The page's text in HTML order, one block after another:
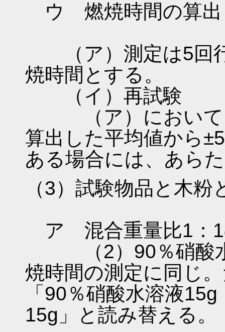
ウ 燃焼時間の算出
（ア）測定は5回
焼時間とする。
（イ）再試験
（ア）において、
算出した平均値から
ある場合には、あら
（3）試験物品と木
ア 混合重量比1：1
（2）90％硝酸水
焼時間の測定に同じ
「90％硝酸水溶液
15g」と読み替える。